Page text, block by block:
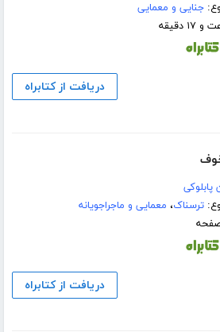
جنایی و معمایی
دریافت از کتابراه
پابلوکی
ترسناک، معمایی و ماجراجویانه
دریافت از کتابراه